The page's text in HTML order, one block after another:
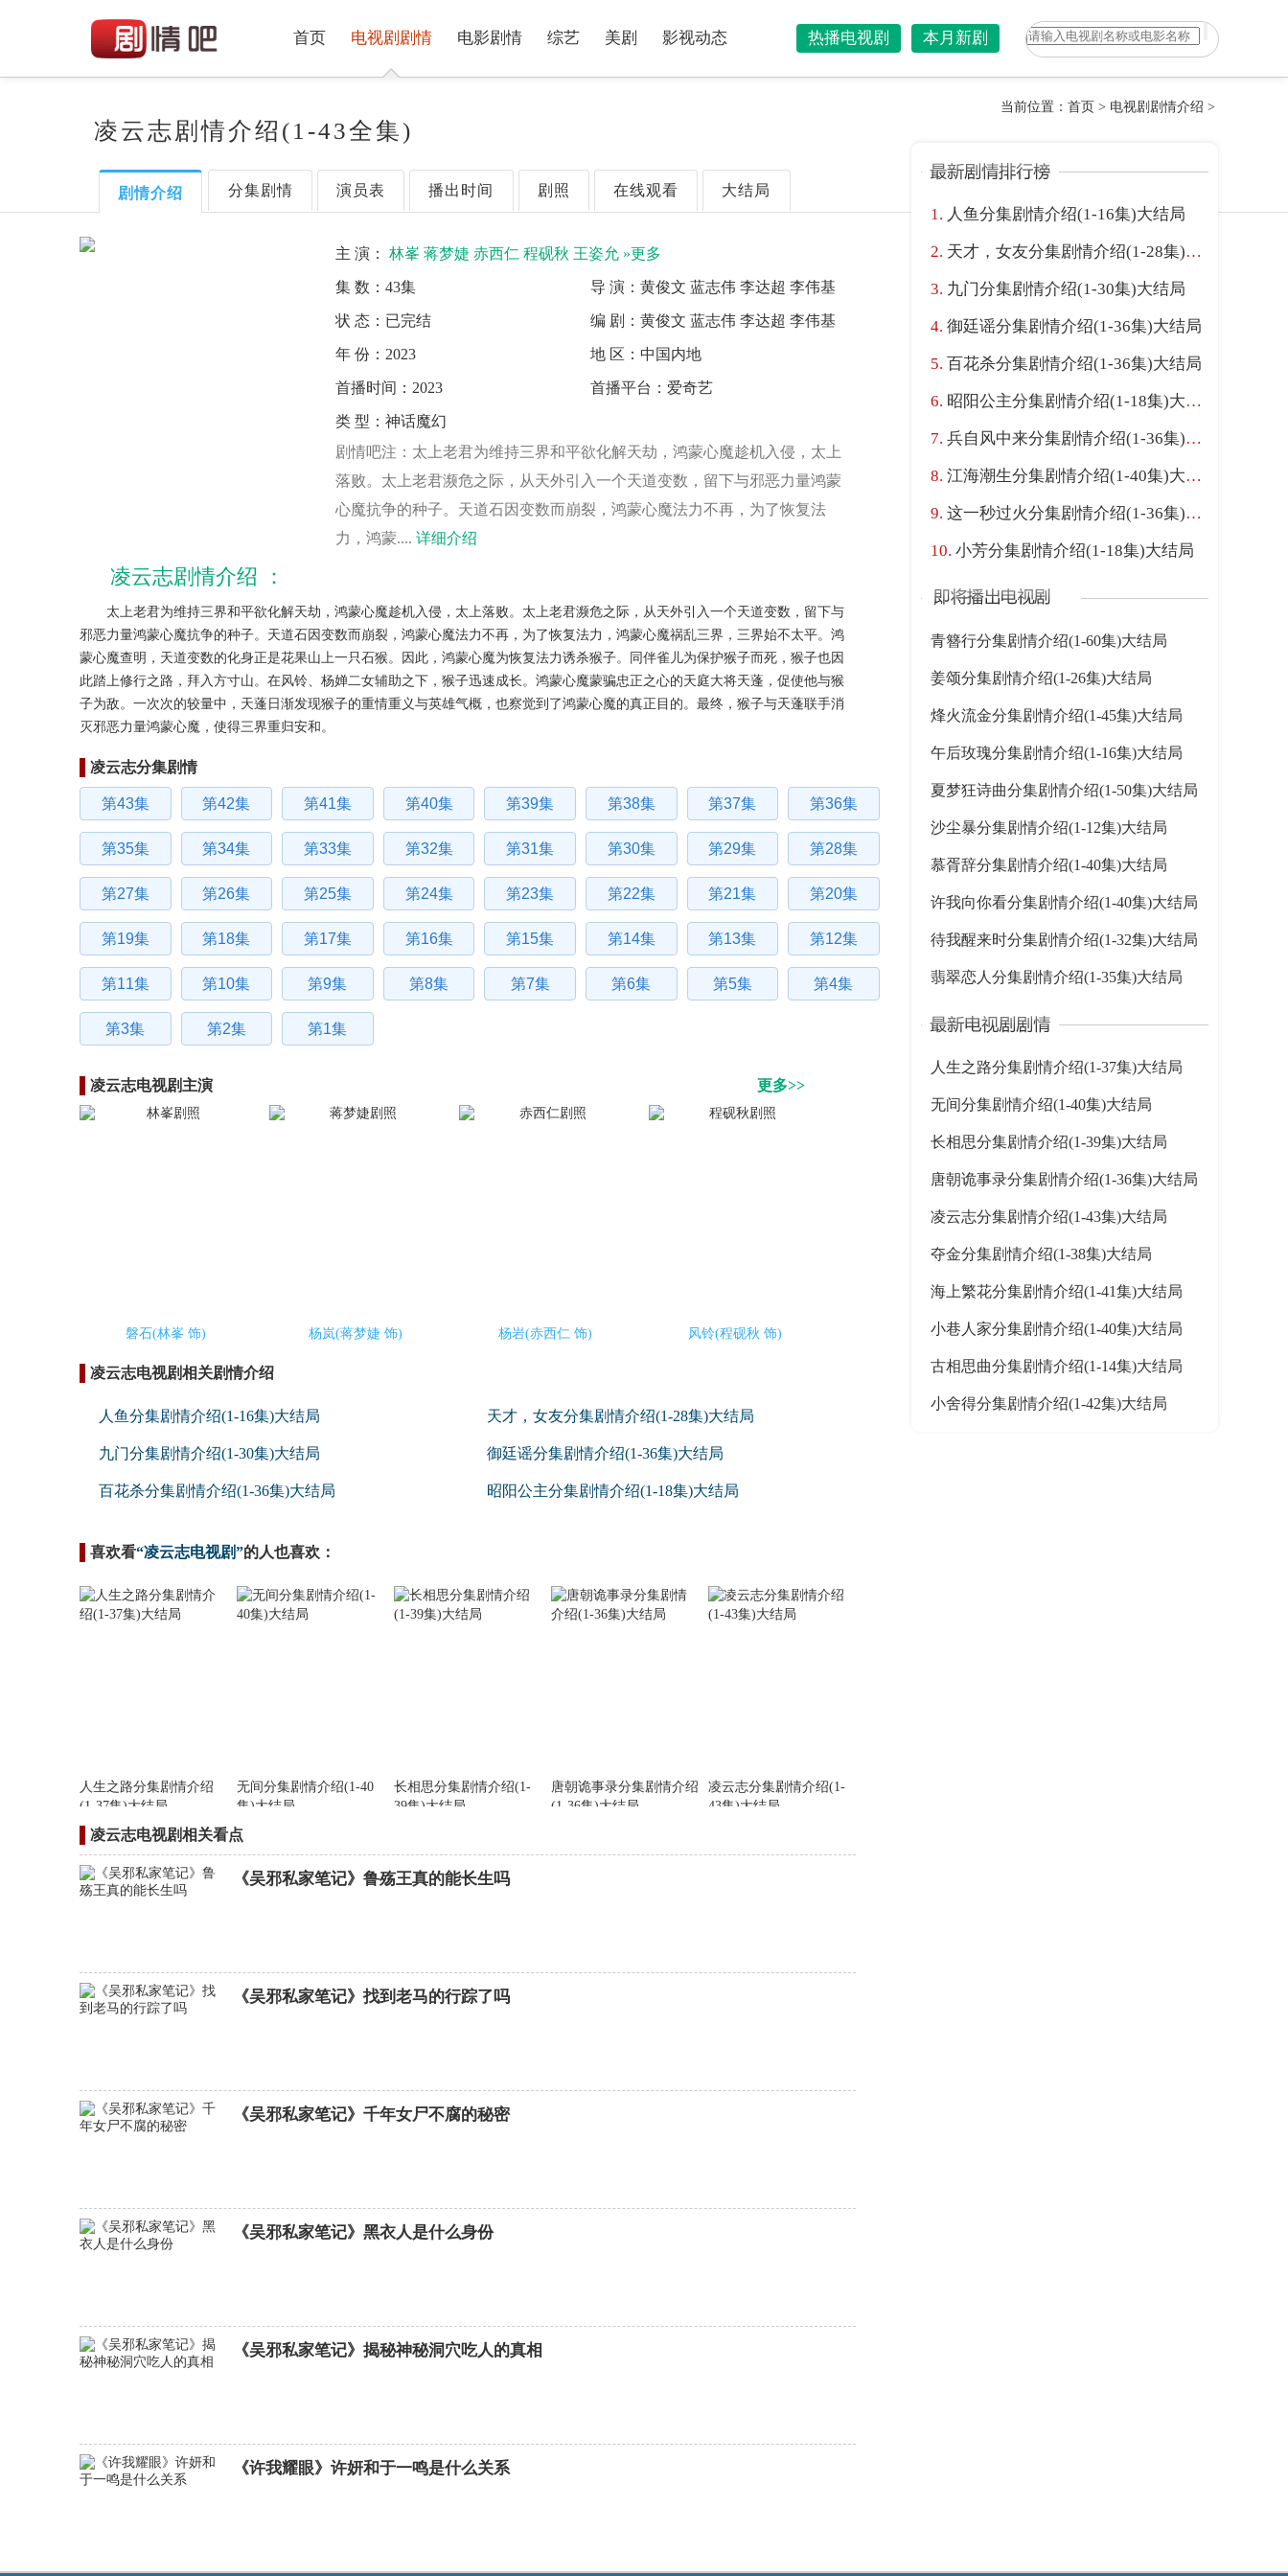
首页 电视剧剧情 电影剧情 综艺 美剧 影视动态 本月新剧
热播电视剧
凌云志剧情介绍(1-43全集)
剧情介绍 分集剧情 演员表 播出时间 剧照 在线观看 大结局
当前位置： 首页 > 电视剧剧情介绍 >
主 演： 林峯 蒋梦婕 赤西仁 程砚秋 王姿允 »更多
集 数：43集 导 演：黄俊文 蓝志伟 李达超 李伟基
状 态： 已完结 编 剧：黄俊文 蓝志伟 李达超 李伟基
年 份： 2023 地 区： 中国内地
首播时间： 2023 首播平台： 爱奇艺
类 型：神话魔幻
剧情吧注： 太上老君为维持三界和平欲化解天劫，鸿蒙心魔趁机入侵，太上
落败。太上老君濒危之际，从天外引入一个天道变数，留下与邪恶力量鸿蒙
心魔抗争的种子。天道石因变数而崩裂，鸿蒙心魔法力不再，为了恢复法
力，鸿蒙....详细介绍
凌云志剧情介绍
太上老君为维持三界和平欲化解天劫，鸿蒙心魔趁机入侵，太上落败。太上老君濒危之际，从天外引入一个天道变数，留下与
邪恶力量鸿蒙心魔抗争的种子。天道石因变数而崩裂，鸿蒙心魔法力不再，为了恢复法力，鸿蒙心魔祸乱三界，三界始不太平。鸿
蒙心魔查明，天道变数的化身正是花果山上一只石猴。因此，鸿蒙心魔为恢复法力诱杀猴子。同伴雀儿为保护猴子而死，猴子也因
此踏上修行之路，拜入方寸山。在风铃、杨婵二女辅助之下，猴子迅速成长。鸿蒙心魔蒙骗忠正之心的天庭大将天蓬，促使他与猴
子为敌。一次次的较量中，天蓬日渐发现猴子的重情重义与英雄气概，也察觉到了鸿蒙心魔的真正目的。最终，猴子与天蓬联手消
灭邪恶力量鸿蒙心魔，使得三界重归安和。
凌云志分集剧情
第43集 第42集 第41集 第40集 第39集 第38集 第37集 第36集
第35集 第34集 第33集 第32集 第31集 第30集 第29集 第28集
第27集 第26集 第25集 第24集 第23集 第22集 第21集 第20集
第19集 第18集 第17集 第16集 第15集 第14集 第13集 第12集
第11集 第10集 第9集 第8集 第7集 第6集 第5集 第4集
第3集 第2集 第1集
更多>>
凌云志电视剧主演
磐石(林峯 饰) 杨岚(蒋梦婕 饰) 杨岩(赤西仁 饰) 风铃(程砚秋 饰)
凌云志电视剧相关剧情介绍
人鱼分集剧情介绍(1-16集)大结局 天才，女友分集剧情介绍(1-28集)大结局
九门分集剧情介绍(1-30集)大结局 御廷谣分集剧情介绍(1-36集)大结局
百花杀分集剧情介绍(1-36集)大结局 昭阳公主分集剧情介绍(1-18集)大结局
喜欢看“凌云志电视剧”的人也喜欢：
人生之路分集剧情介绍
(1-37集)大结局
无间分集剧情介绍(1-40
集)大结局
长相思分集剧情介绍(1-
39集)大结局
唐朝诡事录分集剧情介绍
(1-36集)大结局
凌云志分集剧情介绍(1-
43集)大结局
凌云志电视剧相关看点
《吴邪私家笔记》鲁殇王真的能长生吗
《吴邪私家笔记》找到老马的行踪了吗
《吴邪私家笔记》千年女尸不腐的秘密
《吴邪私家笔记》黑衣人是什么身份
《吴邪私家笔记》揭秘神秘洞穴吃人的真相
《许我耀眼》许妍和于一鸣是什么关系
人鱼分集剧情介绍(1-16集)大结局
天才，女友分集剧情介绍(1-28集)大结局
九门分集剧情介绍(1-30集)大结局
御廷谣分集剧情介绍(1-36集)大结局
百花杀分集剧情介绍(1-36集)大结局
昭阳公主分集剧情介绍(1-18集)大结局
兵自风中来分集剧情介绍(1-36集)大结局
江海潮生分集剧情介绍(1-40集)大结局
这一秒过火分集剧情介绍(1-36集)大结局
小芳分集剧情介绍(1-18集)大结局
青簪行分集剧情介绍(1-60集)大结局
姜颂分集剧情介绍(1-26集)大结局
烽火流金分集剧情介绍(1-45集)大结局
午后玫瑰分集剧情介绍(1-16集)大结局
夏梦狂诗曲分集剧情介绍(1-50集)大结局
沙尘暴分集剧情介绍(1-12集)大结局
慕胥辞分集剧情介绍(1-40集)大结局
许我向你看分集剧情介绍(1-40集)大结局
待我醒来时分集剧情介绍(1-32集)大结局
翡翠恋人分集剧情介绍(1-35集)大结局
人生之路分集剧情介绍(1-37集)大结局
无间分集剧情介绍(1-40集)大结局
长相思分集剧情介绍(1-39集)大结局
唐朝诡事录分集剧情介绍(1-36集)大结局
凌云志分集剧情介绍(1-43集)大结局
夺金分集剧情介绍(1-38集)大结局
海上繁花分集剧情介绍(1-41集)大结局
小巷人家分集剧情介绍(1-40集)大结局
古相思曲分集剧情介绍(1-14集)大结局
小舍得分集剧情介绍(1-42集)大结局